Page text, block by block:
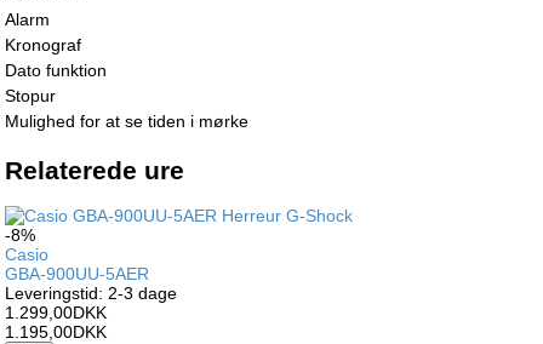
Alarm
Kronograf
Dato funktion
Stopur
Mulighed for at se tiden i mørke
Relaterede ure
-8%
Casio
GBA-900UU-5AER
Leveringstid: 2-3 dage
1.299,00DKK
1.195,00DKK